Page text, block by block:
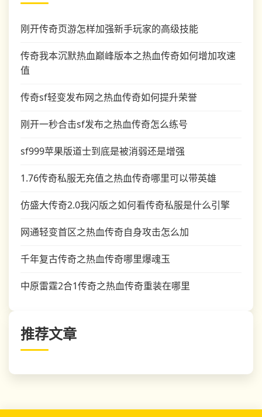
刚开传奇页游怎样加强新手玩家的高级技能
传奇我本沉默热血巅峰版本之热血传奇如何增加攻速
值
传奇sf轻变发布网之热血传奇如何提升荣誉
刚开一秒合击sf发布之热血传奇怎么练号
sf999苹果版道士到底是被消弱还是增强
1.76传奇私服无充值之热血传奇哪里可以带英雄
仿盛大传奇2.0我闪版之如何看传奇私服是什么引擎
网通轻变首区之热血传奇自身攻击怎么加
千年复古传奇之热血传奇哪里爆魂玉
中原雷霆2合1传奇之热血传奇重装在哪里
推荐文章